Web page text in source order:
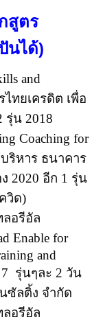
สูตร
นได้)
and
ทยเครดิต เพื่อ
รุ่น 2018
Coaching for
ริหาร ธนาคาร
2020 อีก 1 รุ่น
วิด)
อรีอัล
Enable for
and
7 รุ่นๆละ 2 วัน
ซัลติ้ง จำกัด
อรีอัล